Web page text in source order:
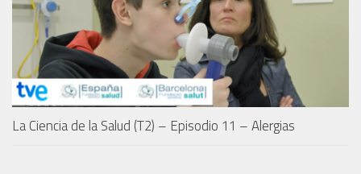
La Ciencia de la Salud (T2) – Episodio 11 – Alergias